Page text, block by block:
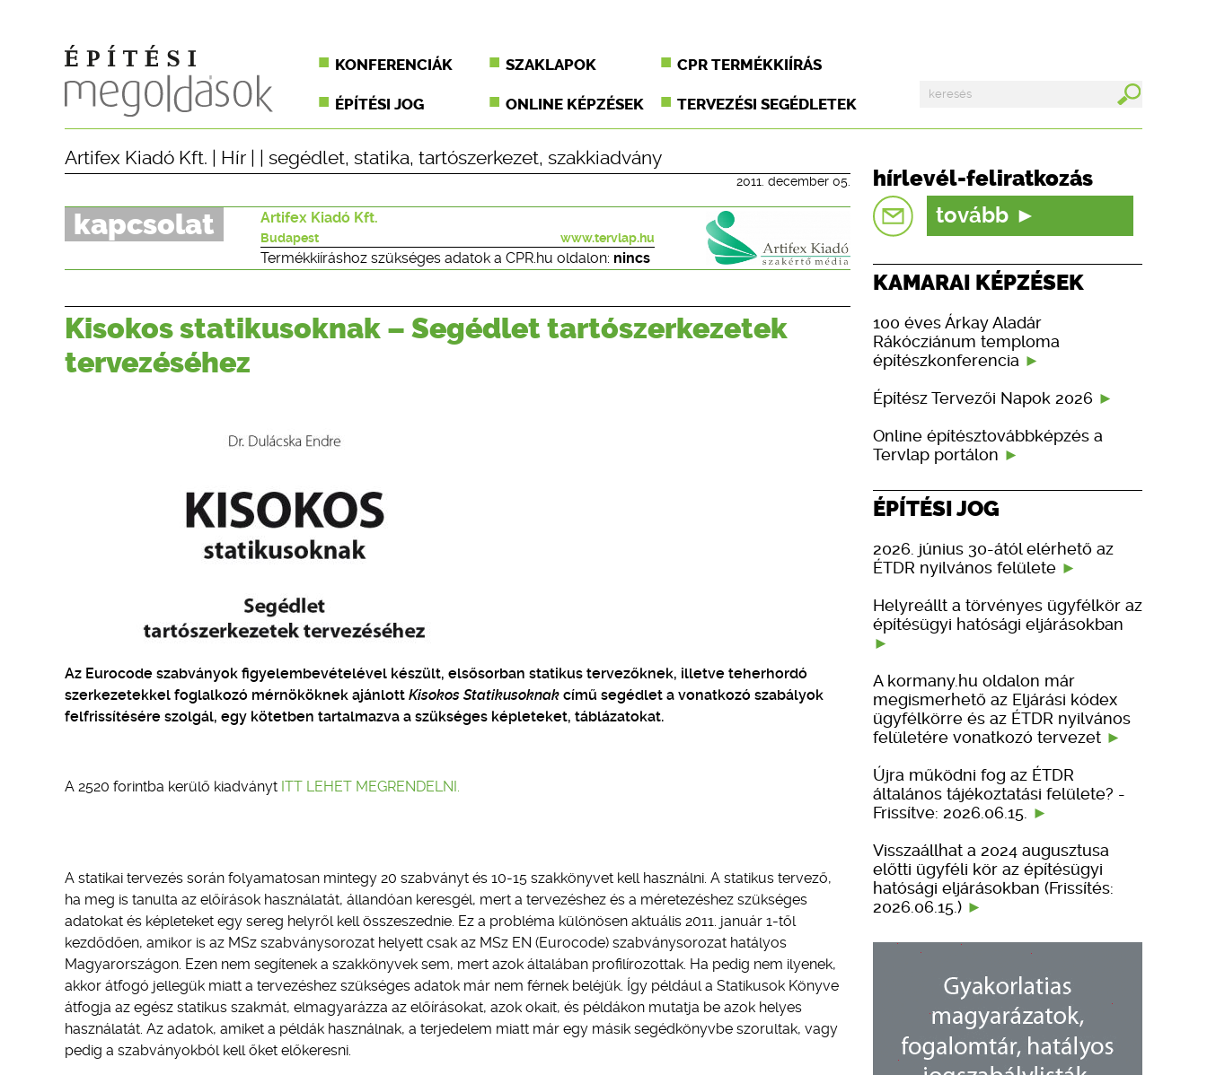
KONFERENCIÁK SZAKLAPOK CPR TERMÉKKIÍRÁS
ÉPÍTÉSI JOG ONLINE KÉPZÉSEK TERVEZÉSI SEGÉDLETEK
Artifex Kiadó Kft. Hír segédlet, statika, tartószerkezet, szakkiadvány
2011. december 05.
kapcsolat Artifex Kiadó Kft.
Budapest www.tervlap.hu
Termékkiíráshoz szükséges adatok a CPR.hu oldalon: nincs
Kisokos statikusoknak – Segédlet tartószerkezetek
tervezéséhez
Az Eurocode szabványok figyelembevételével készült, elsősorban statikus tervezőknek, illetve teherhordó
szerkezetekkel foglalkozó mérnököknek ajánlott Kisokos Statikusoknak című segédlet a vonatkozó szabályok
felfrissítésére szolgál, egy kötetben tartalmazva a szükséges képleteket, táblázatokat.
A 2520 forintba kerülő kiadványt ITT LEHET MEGRENDELNI.
A statikai tervezés során folyamatosan mintegy 20 szabványt és 10-15 szakkönyvet kell használni. A statikus tervező,
ha meg is tanulta az előírások használatát, állandóan keresgél, mert a tervezéshez és a méretezéshez szükséges
adatokat és képleteket egy sereg helyről kell összeszednie. Ez a probléma különösen aktuális 2011. január 1-től
kezdődően, amikor is az MSz szabványsorozat helyett csak az MSz EN (Eurocode) szabványsorozat hatályos
Magyarországon. Ezen nem segítenek a szakkönyvek sem, mert azok általában profilírozottak. Ha pedig nem ilyenek,
akkor átfogó jellegük miatt a tervezéshez szükséges adatok már nem férnek beléjük. Így például a Statikusok Könyve
átfogja az egész statikus szakmát, elmagyarázza az előírásokat, azok okait, és példákon mutatja be azok helyes
használatát. Az adatok, amiket a példák használnak, a terjedelem miatt már egy másik segédkönyvbe szorultak, vagy
pedig a szabványokból kell őket előkeresni.
hírlevél-feliratkozás
tovább
KAMARAI KÉPZÉSEK
100 éves Árkay Aladár
Rákócziánum temploma
építészkonferencia
Építész Tervezői Napok 2026
Online építésztovábbképzés a
Tervlap portálon
ÉPÍTÉSI JOG
2026. június 30-ától elérhető az
ÉTDR nyilvános felülete
Helyreállt a törvényes ügyfélkör az
építésügyi hatósági eljárásokban
A kormany.hu oldalon már
megismerhető az Eljárási kódex
ügyfélkörre és az ÉTDR nyilvános
felületére vonatkozó tervezet
Újra működni fog az ÉTDR
általános tájékoztatási felülete? -
Frissítve: 2026.06.15.
Visszaállhat a 2024 augusztusa
előtti ügyféli kör az építésügyi
hatósági eljárásokban (Frissítés:
2026.06.15.)